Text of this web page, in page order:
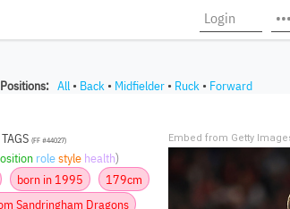
Positions: All • Back • Midfielder • Ruck • Forward